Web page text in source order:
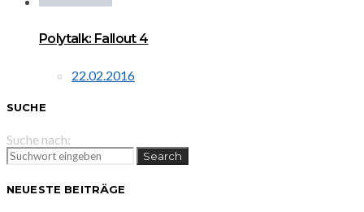
Polytalk: Fallout 4
22.02.2016
SUCHE
Suche nach:
Search
NEUESTE BEITRÄGE